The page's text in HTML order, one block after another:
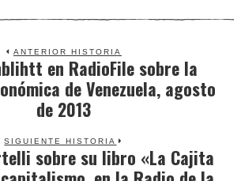
ANTERIOR HISTORIA
Previous
post:
en RadioFile sobre la
de Venezuela, agosto
de 2013
SIGUIENTE HISTORIA
Next
post:
sobre su libro «La Cajita